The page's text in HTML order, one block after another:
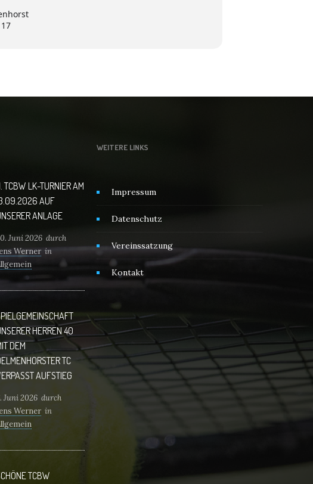
TCBW LK-TURNIER AM
AUF
ANLAGE
Juni 2026 durch
Werner in
Anmeldung über
HERREN 40
DEM
TC
AUFSTIEG
Juni 2026 durch
Werner in
der Titel in der
TCBW
WEITERE LINKS
Impressum
Datenschutz
Vereinssatzung
Kontakt